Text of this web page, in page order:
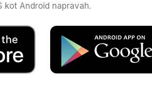
kot Android napravah.